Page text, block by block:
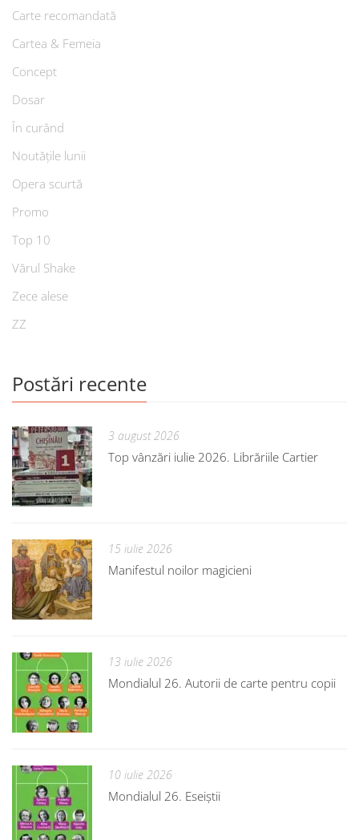
Carte recomandată
Cartea & Femeia
Concept
Dosar
În curând
Noutățile lunii
Opera scurtă
Promo
Top 10
Vărul Shake
Zece alese
ZZ
Postări recente
3 august 2026
Top vânzări iulie 2026. Librăriile Cartier
15 iulie 2026
Manifestul noilor magicieni
13 iulie 2026
Mondialul 26. Autorii de carte pentru copii
10 iulie 2026
Mondialul 26. Eseiștii